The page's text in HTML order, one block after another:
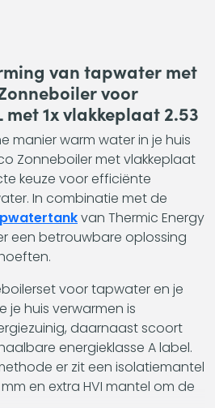
van tapwater met
voor
1x vlakkeplaat 2.53
manier warm water in je huis
Zonneboiler met vlakkeplaat
keuze voor efficiënte
In combinatie met de
van Thermic Energy
een betrouwbare oplossing
voor tapwater en je
je huis verwarmen is
daarnaast scoort
energieklasse A label.
er zit een isolatiemantel
en extra HVI mantel om de